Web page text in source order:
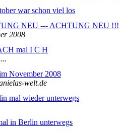
war schon viel los
NEU --- ACHTUNG NEU !!!
2008
mal I C H
November 2008
welt.de
mal wieder unterwegs
in Berlin unterwegs